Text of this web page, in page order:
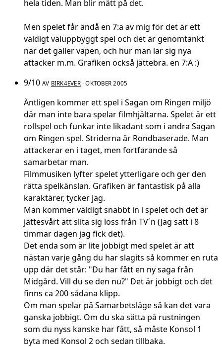
hela tiden. Man blir mätt på det.
Men spelet får ändå en 7:a av mig för det är ett
väldigt väluppbyggt spel och det är genomtänkt
när det gäller vapen, och hur man lär sig nya
attacker m.m. Grafiken också jättebra. en 7:A :)
9/10 AV BIRK4EVER· OKTOBER 2005
Äntligen kommer ett spel i Sagan om Ringen miljö
där man inte bara spelar filmhjältarna. Spelet är ett
rollspel och funkar inte likadant som i andra Sagan
om Ringen spel. Striderna är Rondbaserade. Man
attackerar en i taget, men fortfarande så
samarbetar man.
Filmmusiken lyfter spelet ytterligare och ger den
rätta spelkänslan. Grafiken är fantastisk på alla
karaktärer, tycker jag.
Man kommer väldigt snabbt in i spelet och det är
jättesvårt att slita sig loss från TV´n (Jag satt i 8
timmar dagen jag fick det).
Det enda som är lite jobbigt med spelet är att
nästan varje gång du har slagits så kommer en ruta
upp där det står: "Du har fått en ny saga från
Midgård. Vill du se den nu?" Det är jobbigt och det
finns ca 200 sådana klipp.
Om man spelar på Samarbetsläge så kan det vara
ganska jobbigt. Om du ska sätta på rustningen
som du nyss kanske har fått, så måste Konsol 1
byta med Konsol 2 och sedan tillbaka.